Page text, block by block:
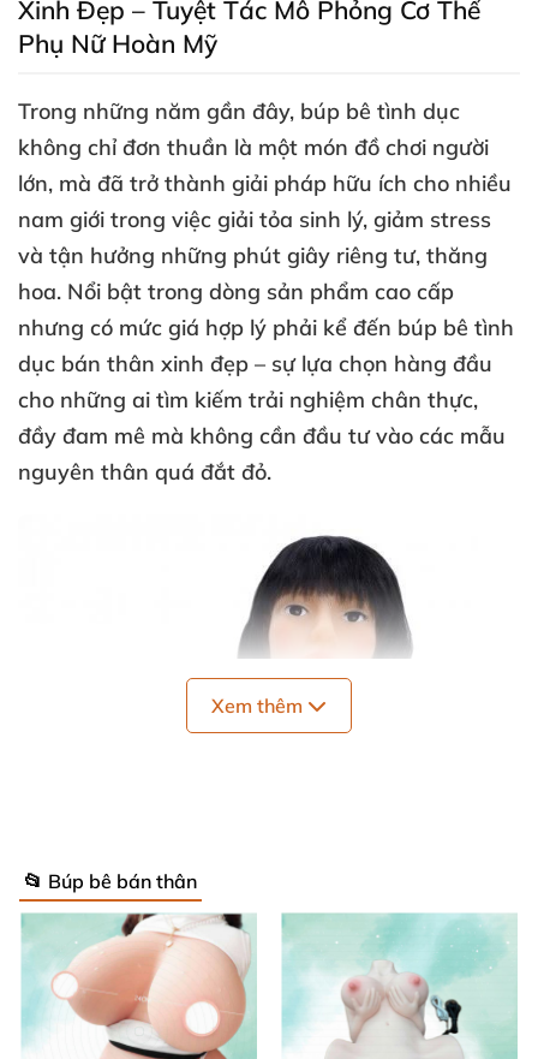
Xinh Đẹp – Tuyệt Tác Mô Phỏng Cơ Thể
Phụ Nữ Hoàn Mỹ
Trong những năm gần đây, búp bê tình dục
không chỉ đơn thuần là một món đồ chơi người
lớn, mà đã trở thành giải pháp hữu ích cho nhiều
nam giới trong việc giải tỏa sinh lý, giảm stress
và tận hưởng những phút giây riêng tư, thăng
hoa. Nổi bật trong dòng sản phẩm cao cấp
nhưng có mức giá hợp lý phải kể đến búp bê tình
dục bán thân xinh đẹp – sự lựa chọn hàng đầu
cho những ai tìm kiếm trải nghiệm chân thực,
đầy đam mê mà không cần đầu tư vào các mẫu
nguyên thân quá đắt đỏ.
Xem thêm
📂 Búp bê bán thân